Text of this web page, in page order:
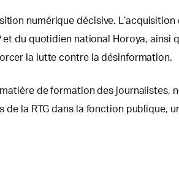
numérique décisive.
du quotidien national Horoya, ainsi
la lutte contre la désinformation.
de formation des journalistes,
la RTG dans la fonction publique,